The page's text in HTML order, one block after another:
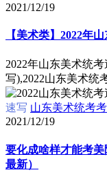
2021/12/19
【美术类】2022年
2022年山东美术统
写),2022山东美术统
速写 山东美术统考
2021/12/19
要化成啥样才能考
最新）